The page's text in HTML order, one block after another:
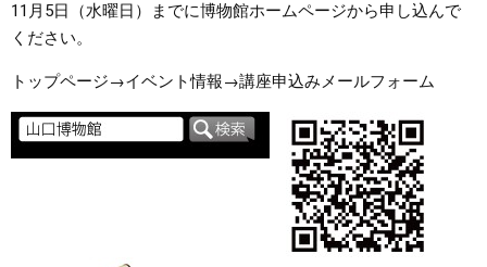
11月5日（水曜日）までに博物館ホームページから申し込んで
ください。
トップページ→イベント情報→講座申込みメールフォーム